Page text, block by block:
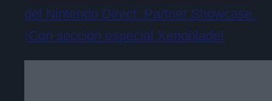
del Nintendo Direct: Partner Showcase.
¡Con sección especial Xenoblade!